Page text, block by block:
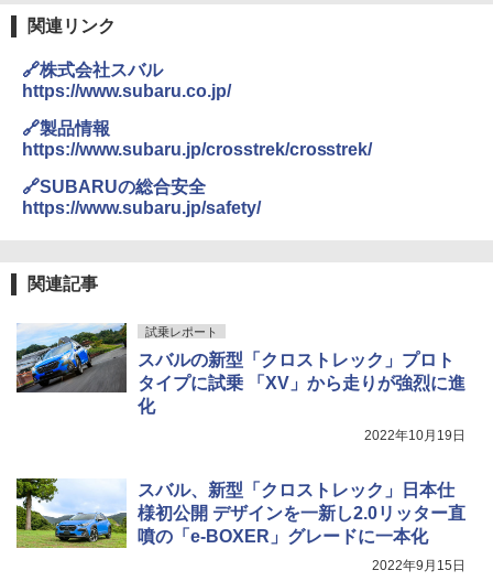
関連リンク
🔗株式会社スバル
https://www.subaru.co.jp/
🔗製品情報
https://www.subaru.jp/crosstrek/crosstrek/
🔗SUBARUの総合安全
https://www.subaru.jp/safety/
関連記事
試乗レポート
スバルの新型「クロストレック」プロト
タイプに試乗 「XV」から走りが強烈に進
化
2022年10月19日
スバル、新型「クロストレック」日本仕
様初公開 デザインを一新し2.0リッター直
噴の「e-BOXER」グレードに一本化
2022年9月15日